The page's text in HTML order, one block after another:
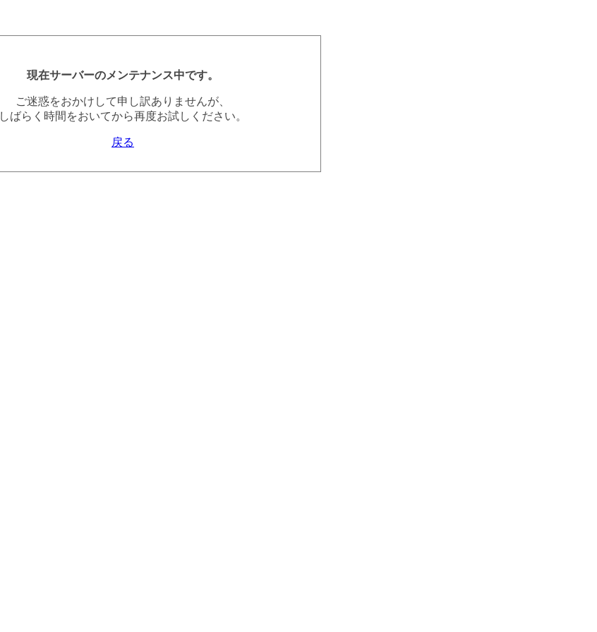
現在サーバーのメンテナンス中です。
ご迷惑をおかけして申し訳ありませんが、
しばらく時間をおいてから再度お試しください。
戻る